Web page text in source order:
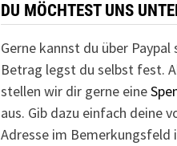
DU MÖCHTEST UNS
Gerne kannst du über Paypal
Betrag legst du selbst fest.
stellen wir dir gerne eine
aus. Gib dazu einfach deine
Adresse im Bemerkungsfeld